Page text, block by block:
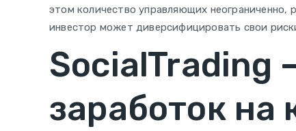
этом количество управляющих
инвестор может диверсифицировать свои
SocialTrading
заработок на